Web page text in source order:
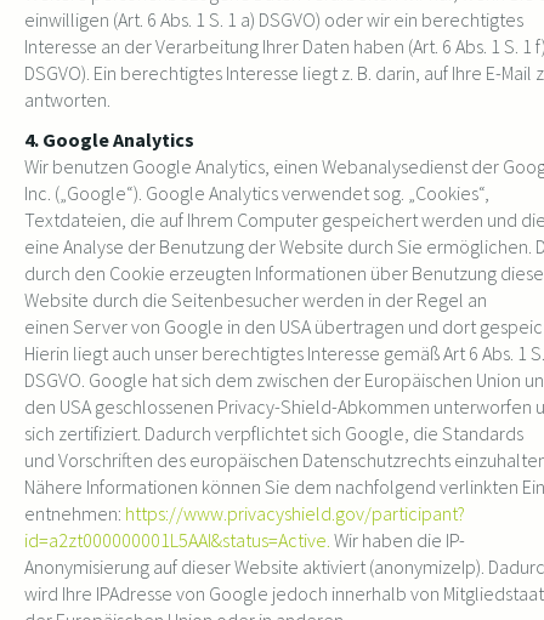
einwilligen (Art. 6 Abs. 1 S. 1 a) DSGVO) oder wir ein berechtigtes
Interesse an der Verarbeitung Ihrer Daten haben (Art. 6 Abs. 1 S. 1
DSGVO). Ein berechtigtes Interesse liegt z. B. darin, auf Ihre E-Mail
antworten.
4. Google Analytics
Wir benutzen Google Analytics, einen Webanalysedienst der
Inc. („Google“). Google Analytics verwendet sog. „Cookies“,
Textdateien, die auf Ihrem Computer gespeichert werden und
eine Analyse der Benutzung der Website durch Sie ermöglichen.
durch den Cookie erzeugten Informationen über Benutzung
Website durch die Seitenbesucher werden in der Regel an
einen Server von Google in den USA übertragen und dort
Hierin liegt auch unser berechtigtes Interesse gemäß Art 6 Abs. 1
DSGVO. Google hat sich dem zwischen der Europäischen Union
den USA geschlossenen Privacy-Shield-Abkommen unterworfen
sich zertifiziert. Dadurch verpflichtet sich Google, die Standards
und Vorschriften des europäischen Datenschutzrechts
Nähere Informationen können Sie dem nachfolgend verlinkten
entnehmen: https://www.privacyshield.gov/participant?
id=a2zt000000001L5AAI&status=Active. Wir haben die IP-
Anonymisierung auf dieser Website aktiviert (anonymizeIp).
wird Ihre IPAdresse von Google jedoch innerhalb von